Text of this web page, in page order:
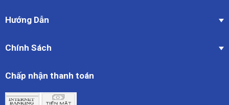
Hướng Dẫn
Chính Sách
Chấp nhận thanh toán